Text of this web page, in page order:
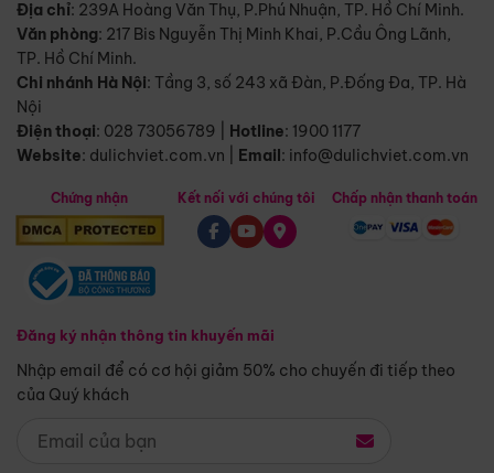
Địa chỉ: 239A Hoàng Văn Thụ, P.Phú Nhuận, TP. Hồ Chí Minh.
Văn phòng: 217 Bis Nguyễn Thị Minh Khai, P.Cầu Ông Lãnh,
TP. Hồ Chí Minh.
Chi nhánh Hà Nội: Tầng 3, số 243 xã Đàn, P.Đống Đa, TP. Hà
Nội
Điện thoại: 028 73056789 Hotline: 1900 1177
Website: dulichviet.com.vn Email: info@dulichviet.com.vn
Chứng nhận
Đăng ký nhận thông tin khuyến mãi
Nhập email để có cơ hội giảm 50% cho chuyến đi tiếp theo
của Quý khách
Kết nối với chúng tôi Chấp nhận thanh toán